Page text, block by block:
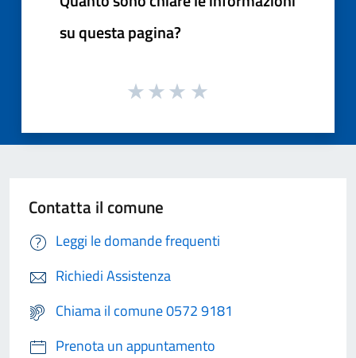
su questa pagina?
Contatta il comune
Leggi le domande frequenti
Richiedi Assistenza
Chiama il comune 0572 9181
Prenota un appuntamento